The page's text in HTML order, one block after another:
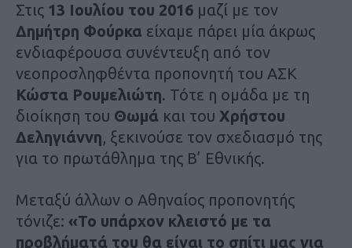
Στις 13 Ιουλίου του 2016 μαζί με τον
Δημήτρη Φούρκα είχαμε πάρει μία άκρως
ενδιαφέρουσα συνέντευξη από τον
νεοπροσληφθέντα προπονητή του ΑΣΚ
Κώστα Ρουμελιώτη. Τότε η ομάδα με τη
διοίκηση του Θωμά και του Χρήστου
Δεληγιάννη, ξεκινούσε τον σχεδιασμό της
για το πρωτάθλημα της Β’ Εθνικής.
Μεταξύ άλλων ο Αθηναίος προπονητής
τόνιζε: «Το υπάρχον κλειστό με τα
προβλήματά του θα είναι το σπίτι μας για